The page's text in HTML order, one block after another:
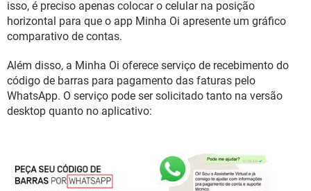
isso, é preciso apenas colocar o celular na posição
horizontal para que o app Minha Oi apresente um gráfico
comparativo de contas.
Além disso, a Minha Oi oferece serviço de recebimento do
código de barras para pagamento das faturas pelo
WhatsApp. O serviço pode ser solicitado tanto na versão
desktop quanto no aplicativo: